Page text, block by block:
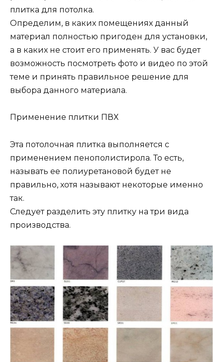
плитка для потолка.
Определим, в каких помещениях данный
материал полностью пригоден для установки,
а в каких не стоит его применять. У вас будет
возможность посмотреть фото и видео по этой
теме и принять правильное решение для
выбора данного материала.
Применение плитки ПВХ
Эта потолочная плитка выполняется с
применением пенополистирола. То есть,
называть ее полиуретановой будет не
правильно, хотя называют некоторые именно
так.
Следует разделить эту плитку на три вида
производства.